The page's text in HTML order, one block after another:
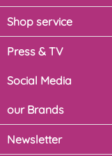
Shop service
Press & TV
Social Media
our Brands
Newsletter